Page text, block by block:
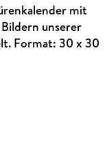
mit
unserer
Format: 30 x 30